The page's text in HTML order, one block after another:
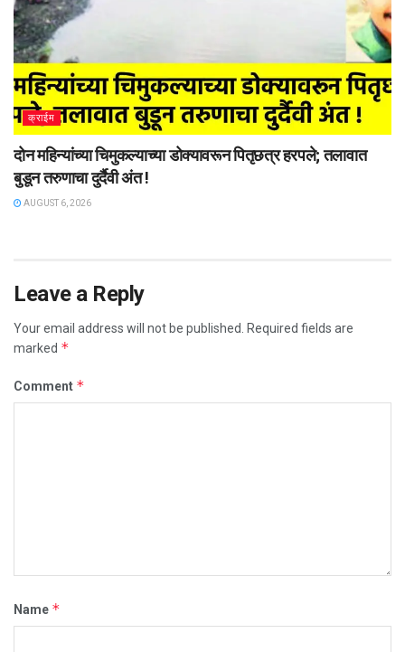
क्राईम
दोन महिन्यांच्या चिमुकल्याच्या डोक्यावरून पितृछत्र हरपले; तलावात
बुडून तरुणाचा दुर्दैवी अंत !
AUGUST 6, 2026
Leave a Reply
Your email address will not be published.
Required fields are
marked *
Comment *
Name *